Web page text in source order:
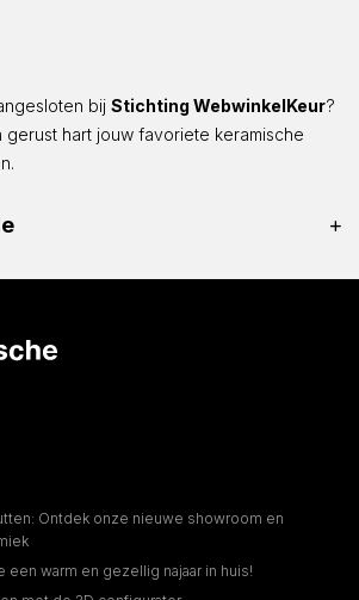
bij Stichting WebwinkelKeur?
gerust hart jouw favoriete keramische
Ontdek onze nieuwe showroom en
een warm en gezellig najaar in huis!